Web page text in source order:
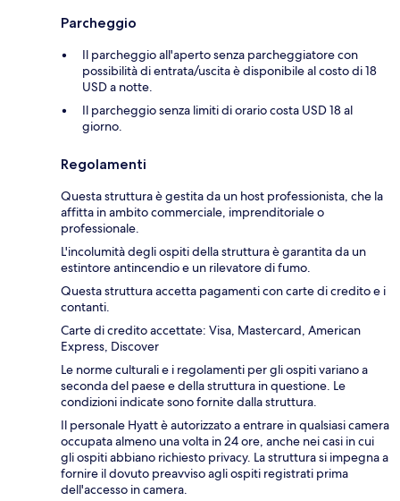
Parcheggio
Il parcheggio all'aperto senza parcheggiatore con
possibilità di entrata/uscita è disponibile al costo di 18
USD a notte.
Il parcheggio senza limiti di orario costa USD 18 al
giorno.
Regolamenti
Questa struttura è gestita da un host professionista, che la
affitta in ambito commerciale, imprenditoriale o
professionale.
L'incolumità degli ospiti della struttura è garantita da un
estintore antincendio e un rilevatore di fumo.
Questa struttura accetta pagamenti con carte di credito e i
contanti.
Carte di credito accettate: Visa, Mastercard, American
Express, Discover
Le norme culturali e i regolamenti per gli ospiti variano a
seconda del paese e della struttura in questione. Le
condizioni indicate sono fornite dalla struttura.
Il personale Hyatt è autorizzato a entrare in qualsiasi camera
occupata almeno una volta in 24 ore, anche nei casi in cui
gli ospiti abbiano richiesto privacy. La struttura si impegna a
fornire il dovuto preavviso agli ospiti registrati prima
dell'accesso in camera.